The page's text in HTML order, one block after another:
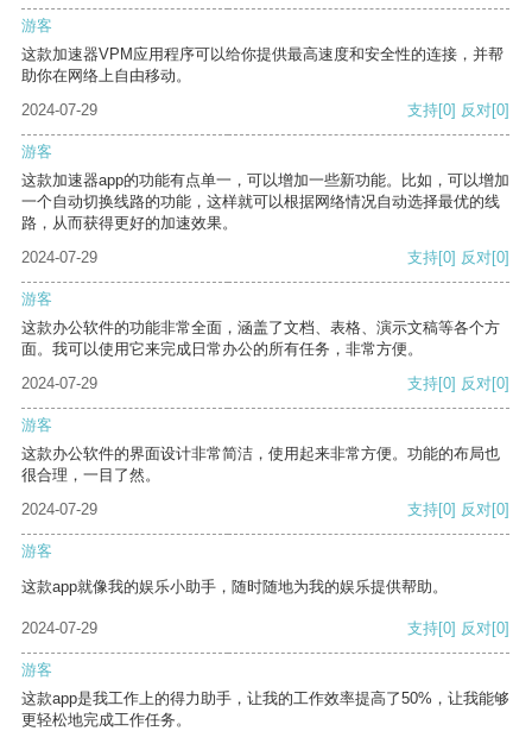
游客
这款加速器VPM应用程序可以给你提供最高速度和安全性的连接，并帮
助你在网络上自由移动。
2024-07-29
支持[0] 反对[0]
游客
这款加速器app的功能有点单一，可以增加一些新功能。比如，可以增加
一个自动切换线路的功能，这样就可以根据网络情况自动选择最优的线
路，从而获得更好的加速效果。
2024-07-29
支持[0] 反对[0]
游客
这款办公软件的功能非常全面，涵盖了文档、表格、演示文稿等各个方
面。我可以使用它来完成日常办公的所有任务，非常方便。
2024-07-29
支持[0] 反对[0]
游客
这款办公软件的界面设计非常简洁，使用起来非常方便。功能的布局也
很合理，一目了然。
2024-07-29
支持[0] 反对[0]
游客
这款app就像我的娱乐小助手，随时随地为我的娱乐提供帮助。
2024-07-29 支持[0] 反对[0]
游客
这款app是我工作上的得力助手，让我的工作效率提高了50%，让我能够
更轻松地完成工作任务。